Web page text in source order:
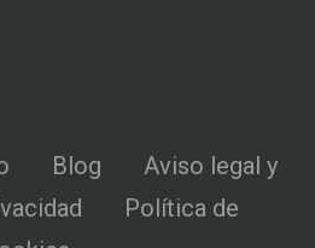
Blog
Aviso legal y
Política de